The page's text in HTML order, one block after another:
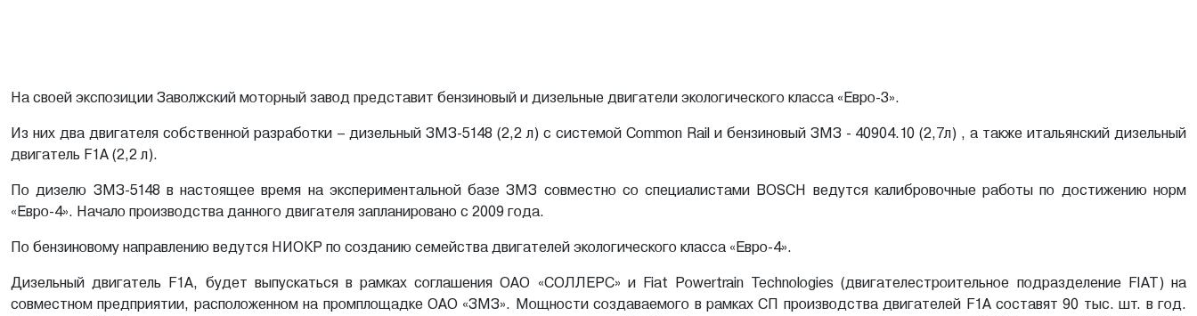
На своей экспозиции Заволжский моторный завод представит бензиновый и дизельные двигатели экологического класса «Евро-3».
Из них два двигателя собственной разработки – дизельный ЗМЗ-5148 (2,2 л) с системой Common Rail и бензиновый ЗМЗ - 40904.10 (2,7л) , а также итальянский дизельный
двигатель F1A (2,2 л).
По дизелю ЗМЗ-5148 в настоящее время на экспериментальной базе ЗМЗ совместно со специалистами BOSCH ведутся калибровочные работы по достижению норм
«Евро-4». Начало производства данного двигателя запланировано с 2009 года.
По бензиновому направлению ведутся НИОКР по созданию семейства двигателей экологического класса «Евро-4».
Дизельный двигатель F1A, будет выпускаться в рамках соглашения ОАО «СОЛЛЕРС» и Fiat Powertrain Technologies (двигателестроительное подразделение FIAT) на
совместном предприятии, расположенном на промплощадке ОАО «ЗМЗ». Мощности создаваемого в рамках СП производства двигателей F1A составят 90 тыс. шт. в год.